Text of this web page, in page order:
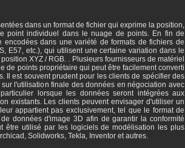
dans un format de fichier qui exprime la position,
point individuel dans le nuage de points. En fin de
encodées dans une variété de formats de fichiers de
E57, etc.), qui utilisent une certaine variation dans le
XYZ / RGB. . Plusieurs fournisseurs de matériel
de points propriétaire qui peut être facilement converti
Il est souvent prudent pour les clients de spécifier des
l'utilisation finale des données en négociation avec
lorsque les données seront intégrées aux
existants. Les clients peuvent envisager d'utiliser un
appartient pas exclusivement, tel que le format de
données d'image 3D afin de garantir la conformité
être utilisé par les logiciels de modélisation les plus
Solidworks, Tekla, Inventor et autres.